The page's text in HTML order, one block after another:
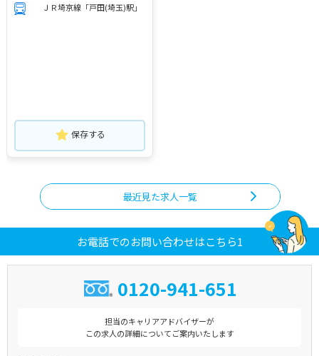
ＪＲ埼京線「戸田(埼玉)駅」
保存する
最近見た求人一覧
お電話でのお問い合わせはこちら1
0120-941-651
担当のキャリアアドバイザーが
この求人の詳細についてご案内いたします